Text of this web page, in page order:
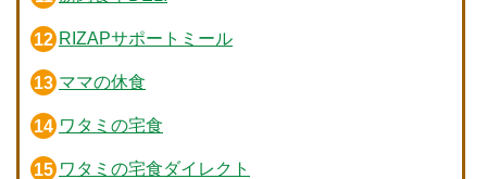
RIZAPサポートミール
ママの休食
ワタミの宅食
ワタミの宅食ダイレクト